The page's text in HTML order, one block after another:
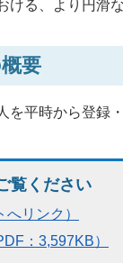
ける、より円滑
要
を平時から登録
覧ください
リンク）
：3,597KB）